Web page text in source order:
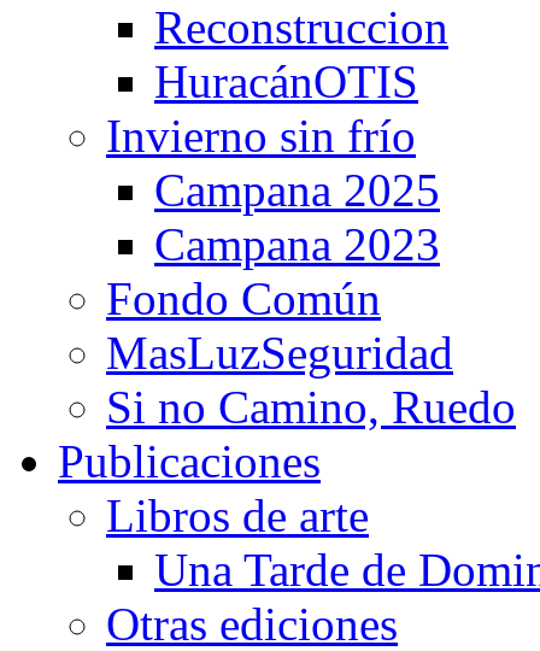
Reconstruccion
HuracánOTIS
Invierno sin frío
Campana 2025
Campana 2023
Fondo Común
MasLuzSeguridad
Si no Camino, Ruedo
Publicaciones
Libros de arte
Una Tarde de
Otras ediciones